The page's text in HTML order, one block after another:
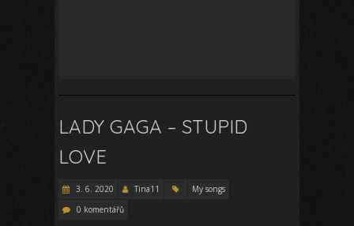
LADY GAGA – STUPID
LOVE
3. 6. 2020 Tina11
My songs
0 komentářů